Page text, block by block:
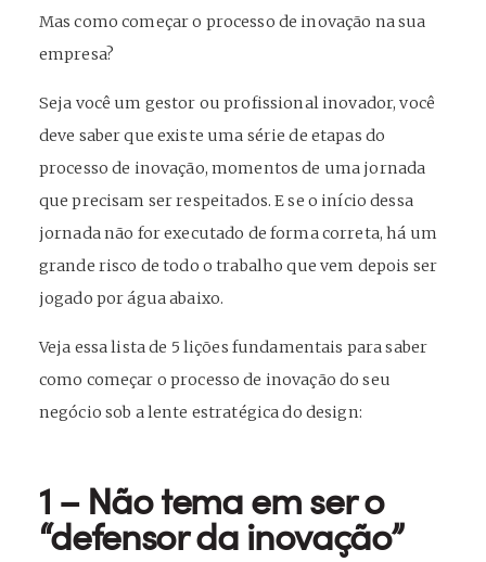
Mas como começar o processo de inovação na sua
empresa?
Seja você um gestor ou profissional inovador, você
deve saber que existe uma série de etapas do
processo de inovação, momentos de uma jornada
que precisam ser respeitados. E se o início dessa
jornada não for executado de forma correta, há um
grande risco de todo o trabalho que vem depois ser
jogado por água abaixo.
Veja essa lista de 5 lições fundamentais para saber
como começar o processo de inovação do seu
negócio sob a lente estratégica do design:
1 – Não tema em ser o
“defensor da inovação”